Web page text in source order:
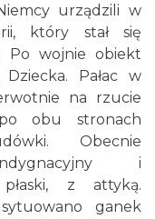
urządzili w
który stał się
Po wojnie obiekt
Pałac w
na rzucie
obu stronach
Obecnie
i
z attyką.
ganek